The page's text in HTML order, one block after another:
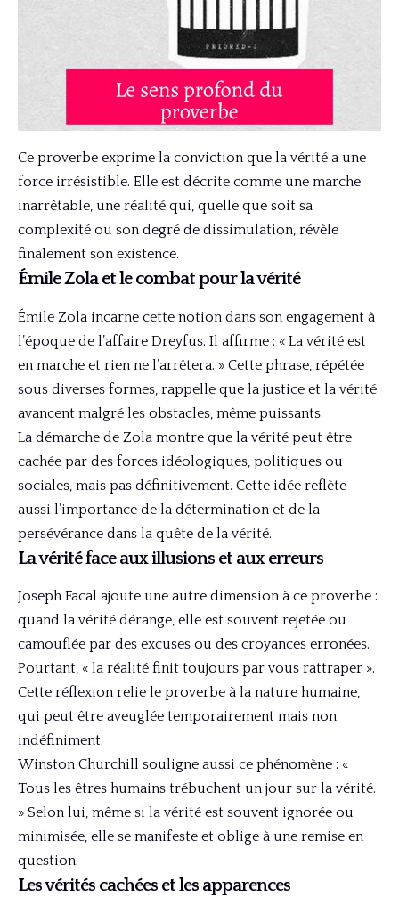
Ce proverbe exprime la conviction que la vérité a une
force irrésistible. Elle est décrite comme une marche
inarrêtable, une réalité qui, quelle que soit sa
complexité ou son degré de dissimulation, révèle
finalement son existence.
Émile Zola et le combat pour la vérité
Émile Zola incarne cette notion dans son engagement à
l’époque de l’affaire Dreyfus. Il affirme : « La vérité est
en marche et rien ne l’arrêtera. » Cette phrase, répétée
sous diverses formes, rappelle que la justice et la vérité
avancent malgré les obstacles, même puissants.
La démarche de Zola montre que la vérité peut être
cachée par des forces idéologiques, politiques ou
sociales, mais pas définitivement. Cette idée reflète
aussi l’importance de la détermination et de la
persévérance dans la quête de la vérité.
La vérité face aux illusions et aux erreurs
Joseph Facal ajoute une autre dimension à ce proverbe :
quand la vérité dérange, elle est souvent rejetée ou
camouflée par des excuses ou des croyances erronées.
Pourtant, « la réalité finit toujours par vous rattraper ».
Cette réflexion relie le proverbe à la nature humaine,
qui peut être aveuglée temporairement mais non
indéfiniment.
Winston Churchill souligne aussi ce phénomène : «
Tous les êtres humains trébuchent un jour sur la vérité.
» Selon lui, même si la vérité est souvent ignorée ou
minimisée, elle se manifeste et oblige à une remise en
question.
Les vérités cachées et les apparences